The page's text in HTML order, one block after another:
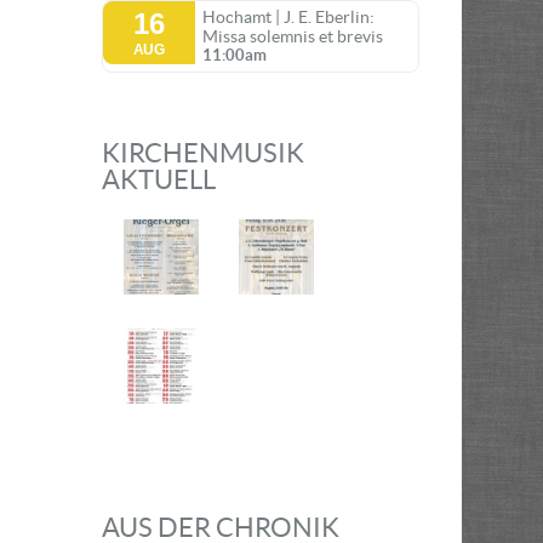
16
AUG
Hochamt | J. E. Eberlin:
Missa solemnis et brevis
11:00am
KIRCHENMUSIK
AKTUELL
AUS DER CHRONIK